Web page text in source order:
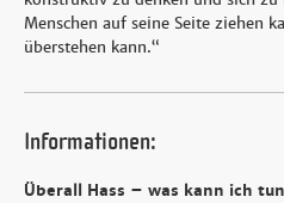
Menschen auf seine Seite ziehen
überstehen kann.“
Informationen:
Überall Hass – was kann ich